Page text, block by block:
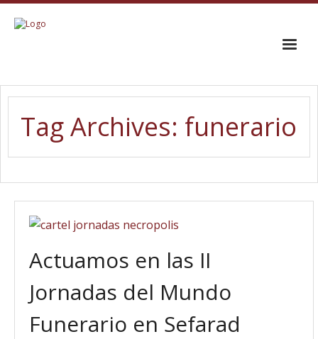
INICIO
EL CORO
CONTACTO
Tag Archives: funerario
Actuamos en las II
Jornadas del Mundo
Funerario en Sefarad